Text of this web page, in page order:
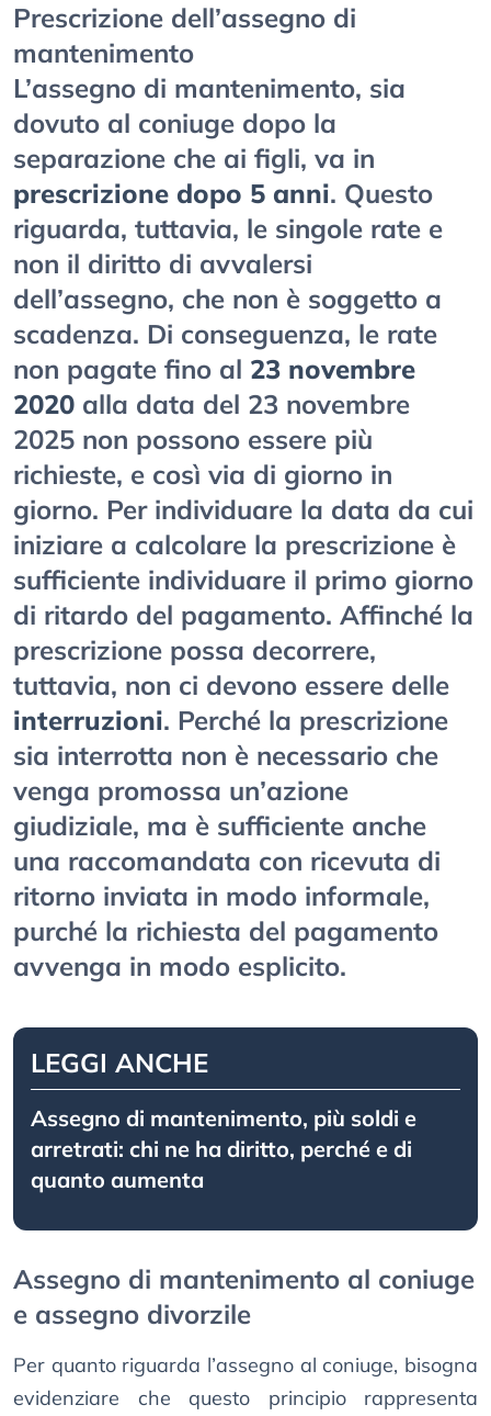
Prescrizione dell’assegno di
mantenimento
L’assegno di mantenimento, sia
dovuto al coniuge dopo la
separazione che ai figli, va in
prescrizione dopo 5 anni. Questo
riguarda, tuttavia, le singole rate e
non il diritto di avvalersi
dell’assegno, che non è soggetto a
scadenza. Di conseguenza, le rate
non pagate fino al 23 novembre
2020 alla data del 23 novembre
2025 non possono essere più
richieste, e così via di giorno in
giorno. Per individuare la data da cui
iniziare a calcolare la prescrizione è
sufficiente individuare il primo giorno
di ritardo del pagamento. Affinché la
prescrizione possa decorrere,
tuttavia, non ci devono essere delle
interruzioni. Perché la prescrizione
sia interrotta non è necessario che
venga promossa un’azione
giudiziale, ma è sufficiente anche
una raccomandata con ricevuta di
ritorno inviata in modo informale,
purché la richiesta del pagamento
avvenga in modo esplicito.
LEGGI ANCHE
Assegno di mantenimento, più soldi e
arretrati: chi ne ha diritto, perché e di
quanto aumenta
Assegno di mantenimento al coniuge
e assegno divorzile
Per quanto riguarda l’assegno al coniuge, bisogna
evidenziare che questo principio rappresenta